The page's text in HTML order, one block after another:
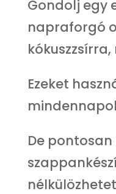
Gondolj egy
napraforgó
Ezeket
De pontosan